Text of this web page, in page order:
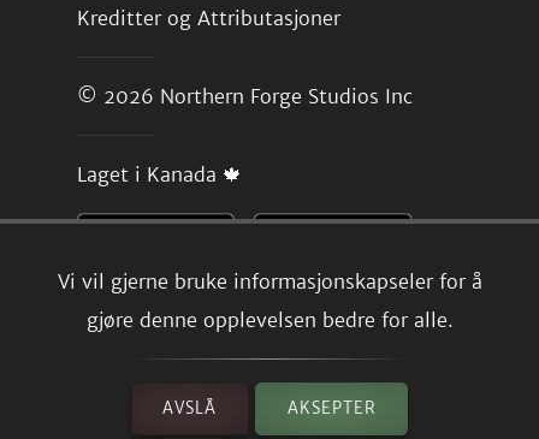
Vi vil gjerne bruke informasjonskapseler for å
gjøre denne opplevelsen bedre for alle.
AVSLÅ AKSEPTER
Kreditter og Attributasjoner
© 2026 Northern Forge Studios Inc
Laget i Kanada 🍁